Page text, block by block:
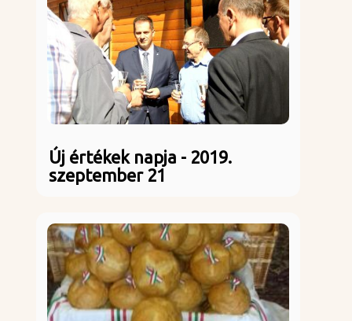
Új értékek napja - 2019.
szeptember 21